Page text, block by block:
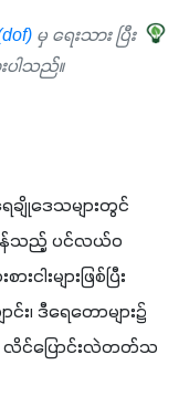
မှ ရေးသား ပြီး
ပါသည်။
ချိုဒေသများတွင်
ငါးများဖြစ်ပြီး
င်း၊ ဒီရေတောများ၌
င်ပြောင်းလဲတတ်သ